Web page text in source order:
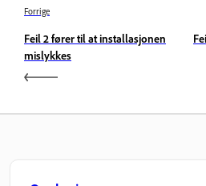
Forrige
Feil 2 fører til at installasjonen
mislykkes